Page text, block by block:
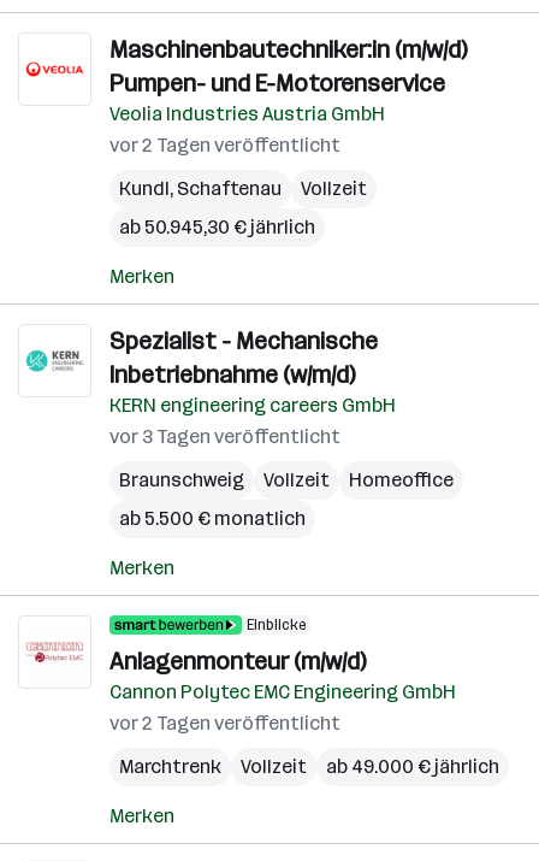
Maschinenbautechniker:in (m/w/d)
Pumpen- und E-Motorenservice
Veolia Industries Austria GmbH
vor 2 Tagen veröffentlicht
Kundl, Schaftenau
Vollzeit
ab 50.945,30 € jährlich
Merken
Spezialist - Mechanische
Inbetriebnahme (w/m/d)
KERN engineering careers GmbH
vor 3 Tagen veröffentlicht
Braunschweig
Vollzeit
Homeoffice
ab 5.500 € monatlich
Merken
Einblicke
Anlagenmonteur (m/w/d)
Cannon Polytec EMC Engineering GmbH
vor 2 Tagen veröffentlicht
Marchtrenk
Vollzeit ab 49.000 € jährlich
Merken